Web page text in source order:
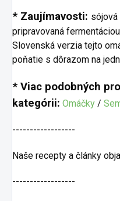
* Zaujímavosti: sójová
pripravovaná
Slovenská verzia tejto
poňatie s dôrazom na
* Viac podobných
kategórii: Omáčky /
------------------
Naše recepty a články
------------------